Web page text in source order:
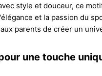
style et douceur, ce
et la passion du
parents de créer un
une touche